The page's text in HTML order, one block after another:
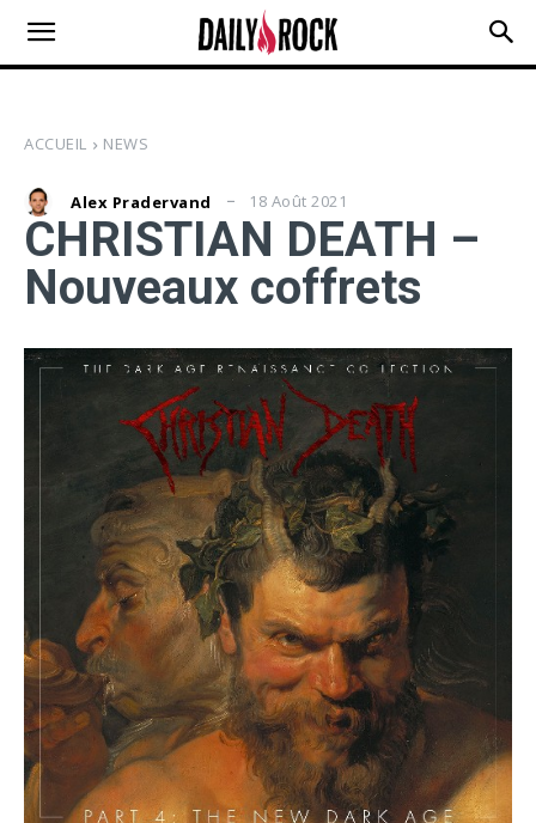
ACCUEIL NEWS
Alex Pradervand 18 Août 2021
CHRISTIAN DEATH –
Nouveaux coffrets